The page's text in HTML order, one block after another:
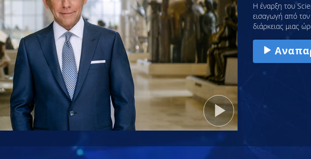
Η έναρξη του
εισαγωγή από τον
διάρκειας μιας